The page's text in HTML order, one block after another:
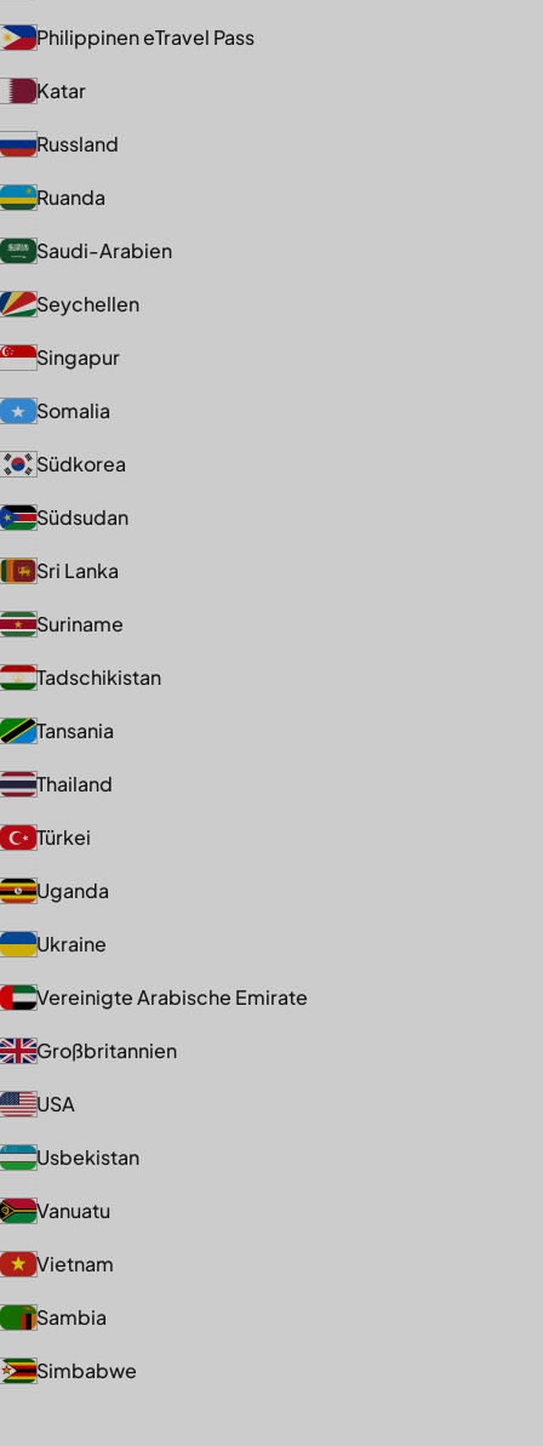
Philippinen eTravel Pass
Katar
Russland
Ruanda
Saudi-Arabien
Seychellen
Singapur
Somalia
Südkorea
Südsudan
Sri Lanka
Suriname
Tadschikistan
Tansania
Thailand
Türkei
Uganda
Ukraine
Vereinigte Arabische Emirate
Großbritannien
USA
Usbekistan
Vanuatu
Vietnam
Sambia
Simbabwe